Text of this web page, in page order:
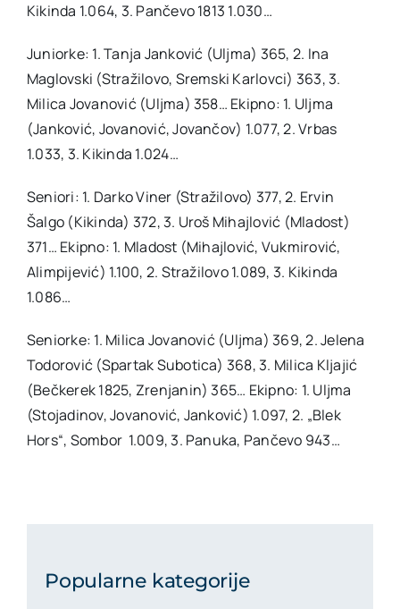
Kikinda 1.064, 3. Pančevo 1813 1.030…
Juniorke: 1. Tanja Janković (Uljma) 365, 2. Ina
Maglovski (Stražilovo, Sremski Karlovci) 363, 3.
Milica Jovanović (Uljma) 358… Ekipno: 1. Uljma
(Janković, Jovanović, Jovančov) 1.077, 2. Vrbas
1.033, 3. Kikinda 1.024…
Seniori: 1. Darko Viner (Stražilovo) 377, 2. Ervin
Šalgo (Kikinda) 372, 3. Uroš Mihajlović (Mladost)
371… Ekipno: 1. Mladost (Mihajlović, Vukmirović,
Alimpijević) 1.100, 2. Stražilovo 1.089, 3. Kikinda
1.086…
Seniorke: 1. Milica Jovanović (Uljma) 369, 2. Jelena
Todorović (Spartak Subotica) 368, 3. Milica Kljajić
(Bečkerek 1825, Zrenjanin) 365… Ekipno: 1. Uljma
(Stojadinov, Jovanović, Janković) 1.097, 2. „Blek
Hors“, Sombor 1.009, 3. Panuka, Pančevo 943…
Popularne kategorije